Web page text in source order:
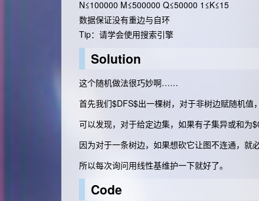
N≤100000 M≤500000 Q≤50000 1≤K≤15
数据保证没有重边与自环
Tip：请学会使用搜索引擎
Solution
这个随机做法很巧妙啊……
首先我们$DFS$出一棵树，对于非树边赋随机值
可以发现，对于给定边集，如果有子集异或和为
因为对于一条树边，如果想砍它让图不连通，就
所以每次询问用线性基维护一下就好了。
Code